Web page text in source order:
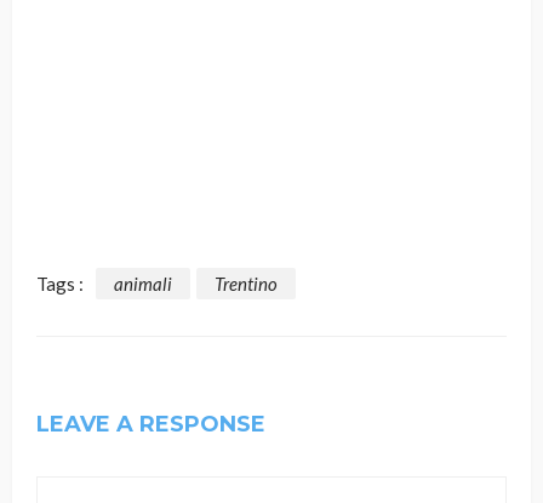
Tags : animali Trentino
LEAVE A RESPONSE